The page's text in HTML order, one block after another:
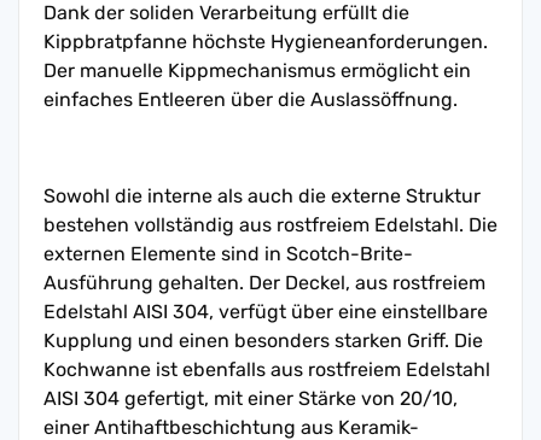
Dank der soliden Verarbeitung erfüllt die
Kippbratpfanne höchste Hygieneanforderungen.
Der manuelle Kippmechanismus ermöglicht ein
einfaches Entleeren über die Auslassöffnung.
Sowohl die interne als auch die externe Struktur
bestehen vollständig aus rostfreiem Edelstahl. Die
externen Elemente sind in Scotch-Brite-
Ausführung gehalten. Der Deckel, aus rostfreiem
Edelstahl AISI 304, verfügt über eine einstellbare
Kupplung und einen besonders starken Griff. Die
Kochwanne ist ebenfalls aus rostfreiem Edelstahl
AISI 304 gefertigt, mit einer Stärke von 20/10,
einer Antihaftbeschichtung aus Keramik-